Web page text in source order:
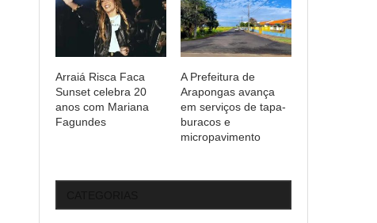
Arraiá Risca Faca
Sunset celebra 20
anos com Mariana
Fagundes
A Prefeitura de
Arapongas avança
em serviços de tapa-
buracos e
micropavimento